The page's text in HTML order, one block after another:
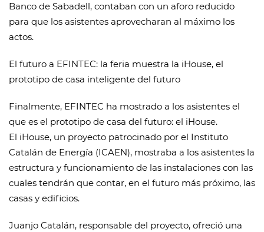
Banco de Sabadell, contaban con un aforo reducido
para que los asistentes aprovecharan al máximo los
actos.
El futuro a EFINTEC: la feria muestra la iHouse, el
prototipo de casa inteligente del futuro
Finalmente, EFINTEC ha mostrado a los asistentes el
que es el prototipo de casa del futuro: el iHouse.
El iHouse, un proyecto patrocinado por el Instituto
Catalán de Energía (ICAEN), mostraba a los asistentes la
estructura y funcionamiento de las instalaciones con las
cuales tendrán que contar, en el futuro más próximo, las
casas y edificios.
Juanjo Catalán, responsable del proyecto, ofreció una